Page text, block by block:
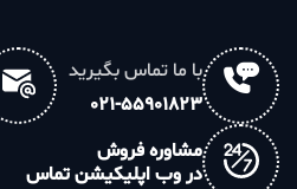
با ما تماس بگیرید
021-55901823
مشاوره فروش
در وب اپلیکیشن تماس